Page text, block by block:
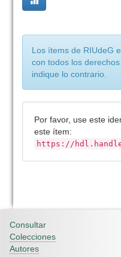
Los ítems de RIUdeG
con todos los
indique lo contrario.
Por favor, use este
este ítem:
https://
Consultar
Colecciones
Autores